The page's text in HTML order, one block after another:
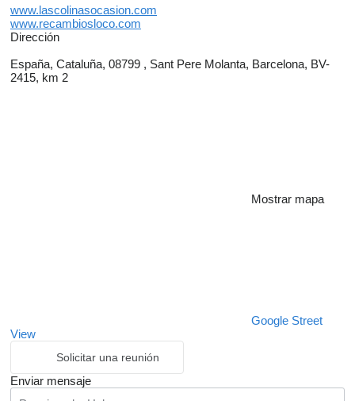
www.lascolinasocasion.com
www.recambiosloco.com
Dirección
España, Cataluña, 08799 , Sant Pere Molanta, Barcelona, BV-
2415, km 2
Mostrar mapa
Google Street
View
Solicitar una reunión
Enviar mensaje